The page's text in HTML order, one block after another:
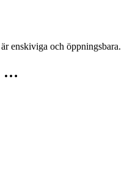
enskiviga och öppningsbara.
…